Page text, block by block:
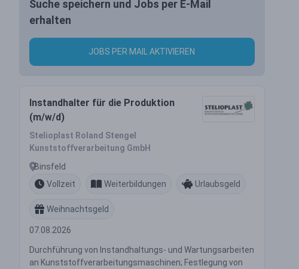
Suche speichern und Jobs per E-Mail
erhalten
JOBS PER MAIL AKTIVIEREN
Instandhalter für die Produktion
(m/w/d)
Stelioplast Roland Stengel
Kunststoffverarbeitung GmbH
Binsfeld
Vollzeit
Weiterbildungen Urlaubsgeld
Weihnachtsgeld
07.08.2026
Durchführung von Instandhaltungs- und Wartungsarbeiten
an Kunststoffverarbeitungsmaschinen; Festlegung von